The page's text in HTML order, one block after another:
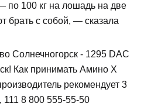
по 100 кг на лошадь на две
брать с собой, — сказала
Солнечногорск - 1295 DAC
Как принимать Амино Х
рекомендует 3
111 8 800 555-55-50